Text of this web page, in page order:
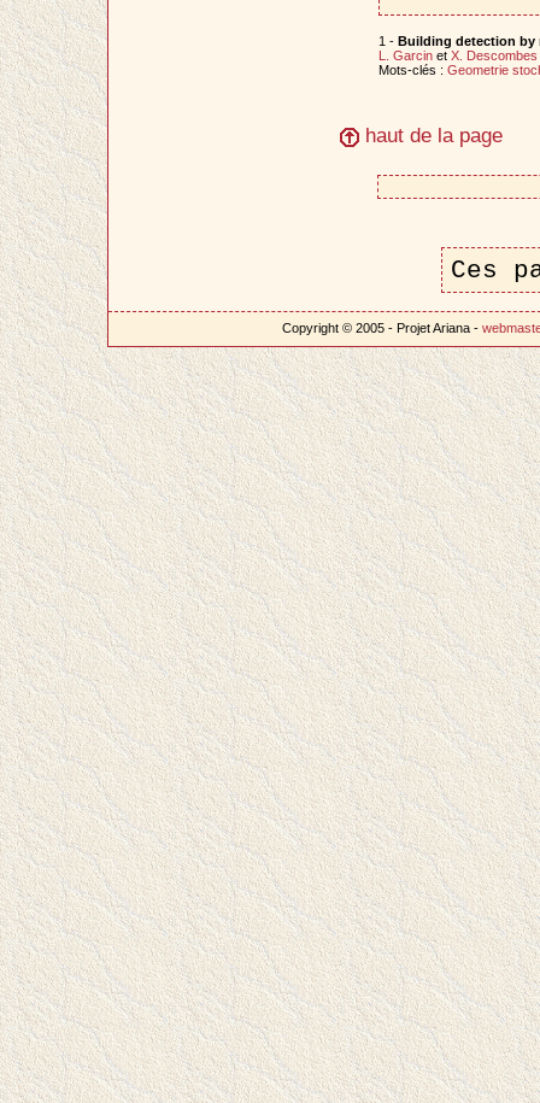
1 - Building detection by
L. Garcinet X. Descombes
Mots-clés : Geometrie
haut de la page
Ces
Copyright © 2005 - Projet Ariana -